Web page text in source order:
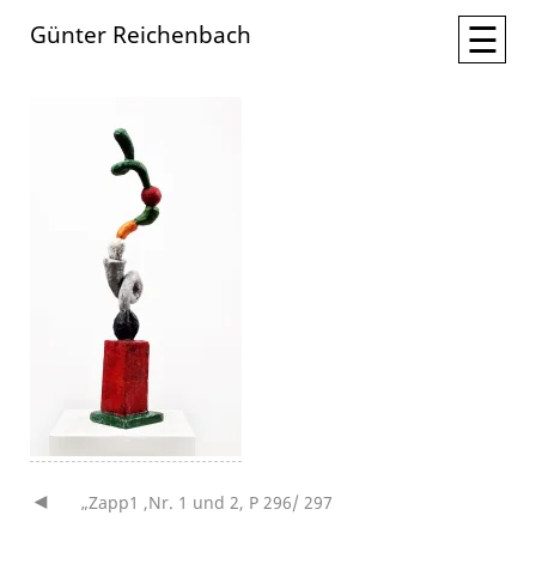
Günter Reichenbach ☰
Beitragsnavigation
„Zapp1 ,Nr. 1 und 2, P 296/ 297